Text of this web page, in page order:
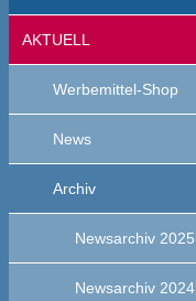
AKTUELL
Werbemittel-Shop
News
Archiv
Newsarchiv 2025
Newsarchiv 2024